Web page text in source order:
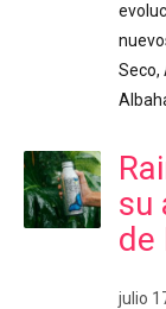
Seco,
su
de
julio